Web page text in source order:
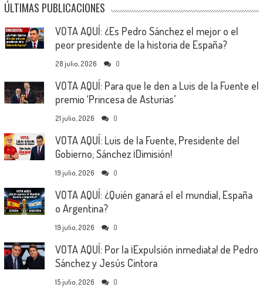
ÚLTIMAS PUBLICACIONES
VOTA AQUÍ: ¿Es Pedro Sánchez el mejor o el
peor presidente de la historia de España?
28 julio, 2026 0
VOTA AQUÍ: Para que le den a Luis de la Fuente el
premio ‘Princesa de Asturias’
21 julio, 2026 0
VOTA AQUÍ: Luis de la Fuente, Presidente del
Gobierno; Sánchez ¡Dimisión!
19 julio, 2026 0
VOTA AQUÍ: ¿Quién ganará el el mundial, España
o Argentina?
19 julio, 2026 0
VOTA AQUÍ: Por la ¡Expulsión inmediata! de Pedro
Sánchez y Jesús Cintora
15 julio, 2026 0